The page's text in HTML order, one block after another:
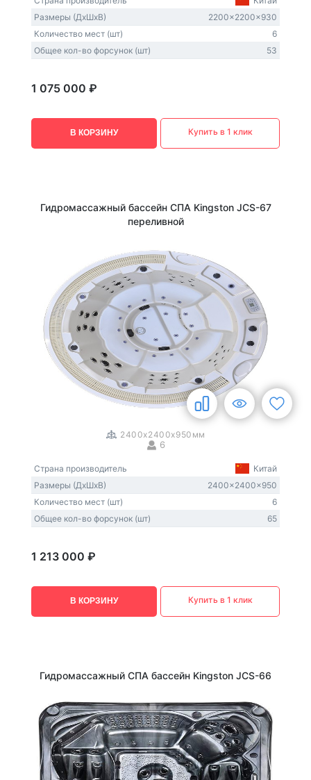
Размеры (ДxШxВ)
2200x2200x930
Количество мест (шт)
6
Общее кол-во форсунок (шт)
53
1 075 000 ₽
В КОРЗИНУ Купить в 1 клик
Гидромассажный бассейн СПА Kingston JCS-67
переливной
2400x2400x950мм
6
Страна производитель
Китай
Размеры (ДxШxВ)
2400x2400x950
Количество мест (шт)
6
Общее кол-во форсунок (шт)
65
1 213 000 ₽
В КОРЗИНУ Купить в 1 клик
Гидромассажный СПА бассейн Kingston JCS-66